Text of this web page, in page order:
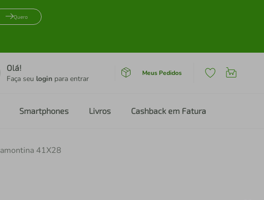
Quero
Olá!
Faça seu login para entrar
Meus Pedidos
Smartphones Livros Cashback em Fatura
41X28